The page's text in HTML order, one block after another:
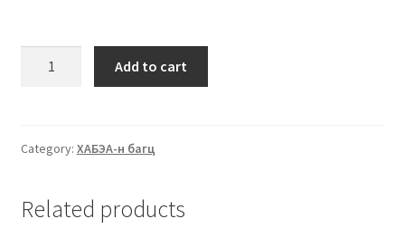
Add to cart
Category: ХАБЭА-н багц
Related products